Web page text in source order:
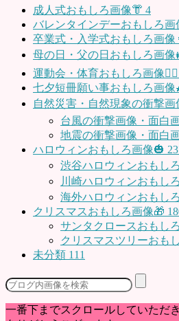
成人式おもしろ画像👘 4
バレンタインデーおもしろ画
卒業式・入学式おもしろ画像
母の日・父の日おもしろ画
運動会・体育おもしろ画像🤸‍♂️
七夕短冊願い事おもしろ画像
自然災害・自然現象の衝撃
台風の衝撃画像・面白
地震の衝撃画像・面白
ハロウィンおもしろ画像🎃
渋谷ハロウィンおもし
川崎ハロウィンおもし
海外ハロウィンおもし
クリスマスおもしろ画像🎁
サンタクロースおもし
クリスマスツリーおも
未分類 111
一番下までスクロールしていただき